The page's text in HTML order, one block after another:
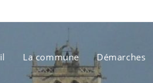
La commune Démarches